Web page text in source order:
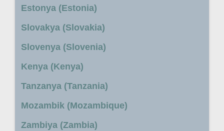
Estonya (Estonia)
Slovakya (Slovakia)
Slovenya (Slovenia)
Kenya (Kenya)
Tanzanya (Tanzania)
Mozambik (Mozambique)
Zambiya (Zambia)